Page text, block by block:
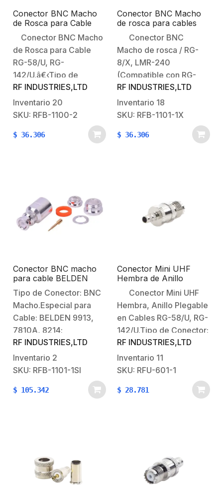
Conector BNC Macho
de Rosca para Cable
RG-58/U, RG-142/U,
Níquel, Oro, Delrin. .
Conector BNC Macho
de Rosca para Cable
RG-58/U, RG-
142/U.â€‹Tipo de
Conector: BNC
Macho.Especial para
Cable: RG-58/U, RG-
Ensamble:
Dieléctrico: Delrin.
RF INDUSTRIES,LTD
Inventario 20
SKU: RFB-1100-2
$ 36.306
Conector BNC Macho
de rosca para cables
RG-8/X, LMR-240 o
RG-59/U en 75 Ohm.
Conector BNC
Macho de rosca / RG-
8/X, LMR-240
(Compatible con RG-
59/U). Tipo de
Conector: BNC
Macho.Especial para
Cable: RG-8/X, 9258,
LMR-240.Compatible
Niquelado.Contacto
Central:
RF INDUSTRIES,LTD
Inventario 18
SKU: RFB-1101-1X
$ 36.306
Conector BNC macho
para cable BELDEN
9913, 7810A, 8214;
ANDREW CNT-400;
SYSCOM RG8/U-SYS,
RFLASH-1113
Tipo de Conector: BNC
Macho.Especial para
Cable: BELDEN 9913,
7810A, 8214;
ANDREW CNT-
400; RG8/U-SYS,
RFLASH-1113.Modo de
Rosca.Cuerpo de
RF INDUSTRIES,LTD
Inventario 2
SKU: RFB-1101-1SI
$ 105.342
Conector Mini UHF
Hembra de Anillo
Plegable en Cables RG-
58/U, RG-142/U, Níquel/
Plata/ Delrin.
Conector Mini UHF
Hembra, Anillo Plegable
en Cables RG-58/U, RG-
142/U.Tipo de Conector:
Mini UHF
Hembra.Especial para
Cables: RG-58/U, RG-
Ensamble: Anillo
Plateado.Aislante
Dieléctrico: Delrin.
RF INDUSTRIES,LTD
Inventario 11
SKU: RFU-601-1
$ 28.781